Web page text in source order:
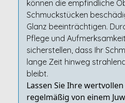
können die empfindliche
Schmuckstücken
Glanz beeinträchtigen.
Pflege und
sicherstellen, dass Ihr
lange Zeit hinweg
bleibt.
Lassen Sie Ihre
regelmäßig von einem